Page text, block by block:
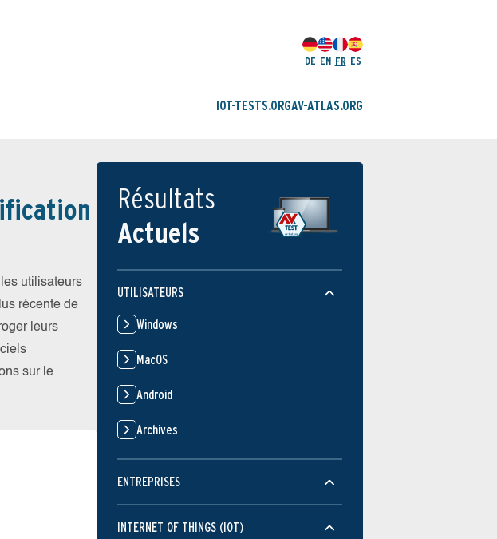
DE EN FR ES
IOT-TESTS.ORGAV-ATLAS.ORG
utilisateurs
récente de
leurs
sur le
Résultats
Actuels
UTILISATEURS
Windows
MacOS
Android
Archives
ENTREPRISES
INTERNET OF THINGS (IOT)